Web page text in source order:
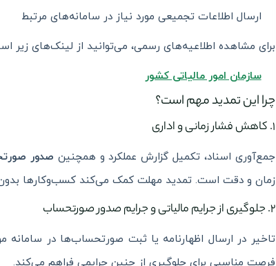
ارسال اطلاعات تجمیعی مورد نیاز در سامانه‌های مرتبط
برای مشاهده اطلاعیه‌های رسمی، می‌توانید از لینک‌های زیر
سازمان امور مالیاتی کشور
چرا این تمدید مهم است؟
۱. کاهش فشار زمانی و اداری
جمع‌آوری اسناد، تکمیل گزارش عملکرد و همچنین صدور
زمان و دقت است. تمدید مهلت کمک می‌کند کسب‌وکارها بدون
۲. جلوگیری از جرایم مالیاتی و جرایم صدور صورتحساب
تاخیر در ارسال اظهارنامه یا ثبت صورتحساب‌ها در سامانه
فرصت مناسبی برای جلوگیری از چنین جرایمی فراهم می‌کند.